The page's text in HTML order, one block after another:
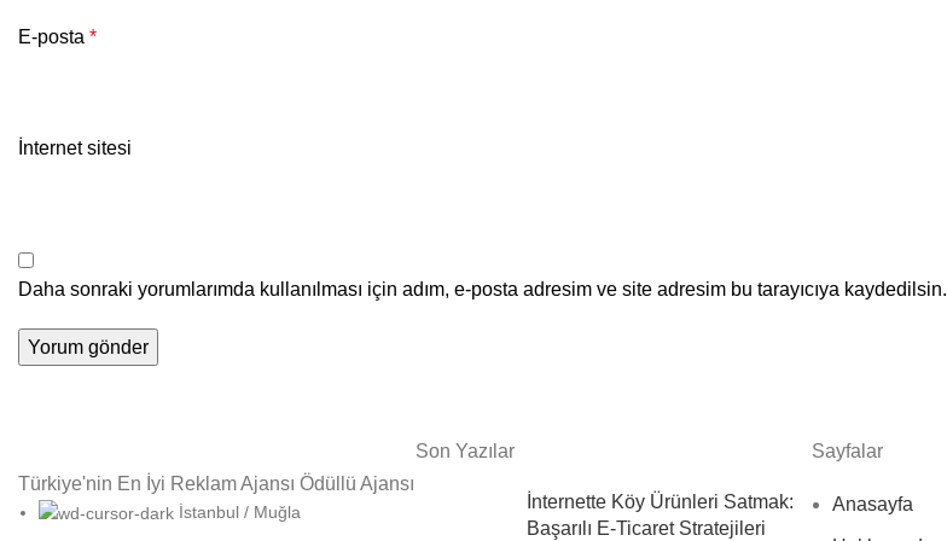
E-posta *
İnternet sitesi
Daha sonraki yorumlarımda kullanılması için adım, e-posta adresim ve site adresim bu tarayıcıya kaydedilsin.
Türkiye'nin En İyi Reklam Ajansı Ödüllü Ajansı
İstanbul / Muğla
Son Yazılar
İnternette Köy Ürünleri Satmak:
Başarılı E-Ticaret Stratejileri
Sayfalar
Anasayfa